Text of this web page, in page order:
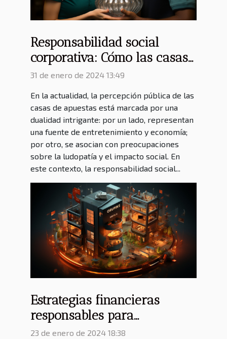
Responsabilidad social
corporativa: Cómo las casas
de apuestas contribuyen a la
31 de enero de 2024 13:49
En la actualidad, la percepción pública de las
casas de apuestas está marcada por una
dualidad intrigante: por un lado, representan
una fuente de entretenimiento y economía;
por otro, se asocian con preocupaciones
sobre la ludopatía y el impacto social. En
este contexto, la responsabilidad social...
Estrategias financieras
responsables para
maximizar bonos y
23 de enero de 2024 18:38